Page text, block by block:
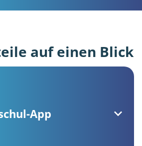
auf einen Blick
App